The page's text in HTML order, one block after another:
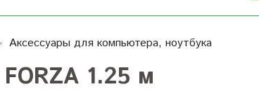
Аксессуары для компьютера, ноутбука
1.25 м